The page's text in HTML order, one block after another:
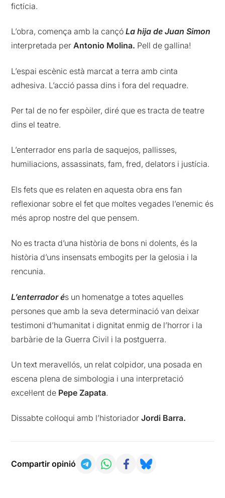
fictícia.
L’obra, comença amb la cançóLa hija de Juan Simon
interpretada perAntonio Molina. Pell de gallina!
L’espai escènic està marcat a terra amb cinta
adhesiva. L’acció passa dins i fora del requadre.
Per tal de no fer espòiler, diré que es tracta de teatre
dins el teatre.
L’enterrador ens parla de saquejos, pallisses,
humiliacions, assassinats, fam, fred, delators i justícia.
Els fets que es relaten en aquesta obra ens fan
reflexionar sobre el fet que moltes vegades l’enemic és
més aprop nostre del que pensem.
No es tracta d’una història de bons ni dolents, és la
història d’uns insensats embogits per la gelosia i la
rencunia.
L’enterrador és un homenatge a totes aquelles
persones que amb la seva determinació van deixar
testimoni d’humanitat i dignitat enmig de l’horror i la
barbàrie de la Guerra Civil i la postguerra.
Un text meravellós, un relat colpidor, una posada en
escena plena de simbologia i una interpretació
excel·lent de Pepe Zapata.
Dissabte col·loqui amb l’historiadorJordi Barra.
Compartir opinió